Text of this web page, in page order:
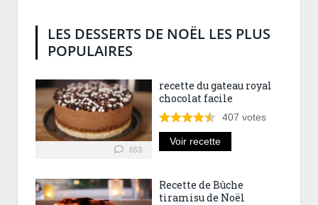
LES DESSERTS DE NOËL LES PLUS
POPULAIRES
653
recette du gateau royal
chocolat facile
407 votes
Voir recette
Recette de Bûche
tiramisu de Noël